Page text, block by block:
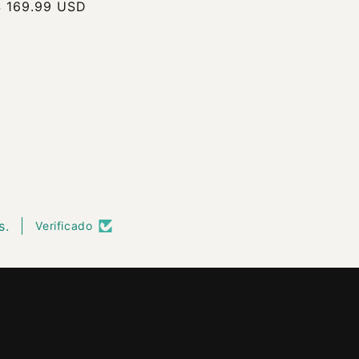
169.99 USD
Verificado